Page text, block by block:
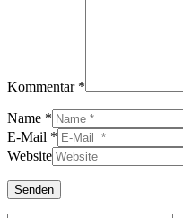
Kommentar *
Name *
E-Mail *
Website
Senden